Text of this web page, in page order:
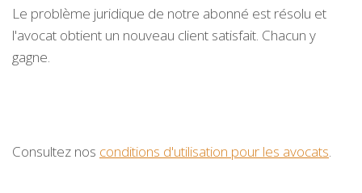
Le problème juridique de notre abonné est résolu et
l'avocat obtient un nouveau client satisfait. Chacun y
gagne.
Consultez nos conditions d'utilisation pour les avocats.